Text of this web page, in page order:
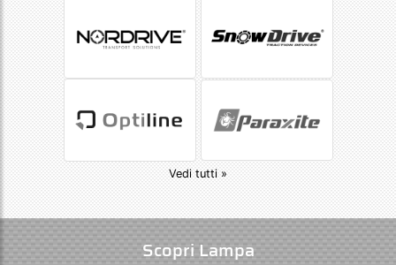
Vedi tutti »
Scopri Lampa